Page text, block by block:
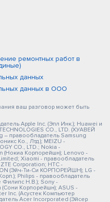
ремонтных работ в
данных
данных в ООО
ваш разговор может быть
Apple Inc. (Эпл Инк.); Huawei и
CO., LTD. (ХУАВЕЙ
правообладатель Samsung
Ко., Лтд.); MEIZU -
CO., LTD.; Nokia -
(Нокиа Корпорейшн); Lenovo -
Xiaomi - правообладатель
Corporation; HTC -
(Эйч-Ти-Си КОРПОРЕЙШН); LG -
Philips - правообладатель
Филипс Н.В.); Sony -
Корпорейшн); ASUS -
Inc. (Асустек Компьютер
Acer Incorporated (Эйсер